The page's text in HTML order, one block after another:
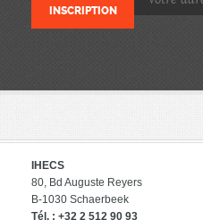
IHECS
80, Bd Auguste Reyers
B-1030 Schaerbeek
Tél. : +32 2 512 90 93